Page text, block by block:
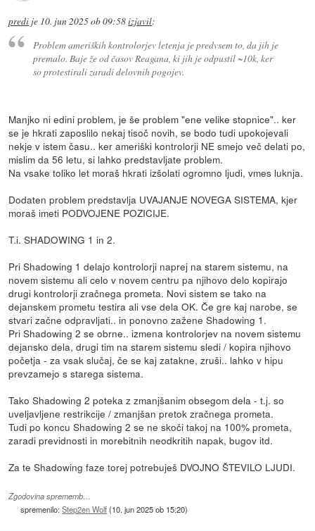
predi je 10. jun 2025 ob 09:58izjavil:
Problem ameriških kontrolorjev letenja je predvsem to, da jih je
premalo. Baje že od časov Reagana, ki jih je odpustil ~10k, ker
so protestirali zaradi delovnih pogojev.
Manjko ni edini problem, je še problem "ene velike stopnice".. ker
se je hkrati zaposlilo nekaj tisoč novih, se bodo tudi upokojevali
nekje v istem času.. ker ameriški kontrolorji NE smejo več delati po,
mislim da 56 letu, si lahko predstavljate problem.
Na vsake toliko let moraš hkrati izšolati ogromno ljudi, vmes luknja.
Dodaten problem predstavlja UVAJANJE NOVEGA SISTEMA, kjer
moraš imeti PODVOJENE POZICIJE.
T.i. SHADOWING 1 in 2.
Pri Shadowing 1 delajo kontrolorji naprej na starem sistemu, na
novem sistemu ali celo v novem centru pa njihovo delo kopirajo
drugi kontrolorji zračnega prometa. Novi sistem se tako na
dejanskem prometu testira ali vse dela OK. Če gre kaj narobe, se
stvari začne odpravljati.. in ponovno zažene Shadowing 1.
Pri Shadowing 2 se obrne.. izmena kontrolorjev na novem sistemu
dejansko dela, drugi tim na starem sistemu sledi / kopira njihovo
početja - za vsak slučaj, če se kaj zatakne, zruši.. lahko v hipu
prevzamejo s starega sistema.
Tako Shadowing 2 poteka z zmanjšanim obsegom dela - t.j. so
uveljavljene restrikcije / zmanjšan pretok zračnega prometa.
Tudi po koncu Shadowing 2 se ne skoči takoj na 100% prometa,
zaradi previdnosti in morebitnih neodkritih napak, bugov itd.
Za te Shadowing faze torej potrebuješ DVOJNO ŠTEVILO LJUDI.
Zgodovina sprememb…
spremenilo:Step2en Wolf(10. jun 2025 ob 15:20)